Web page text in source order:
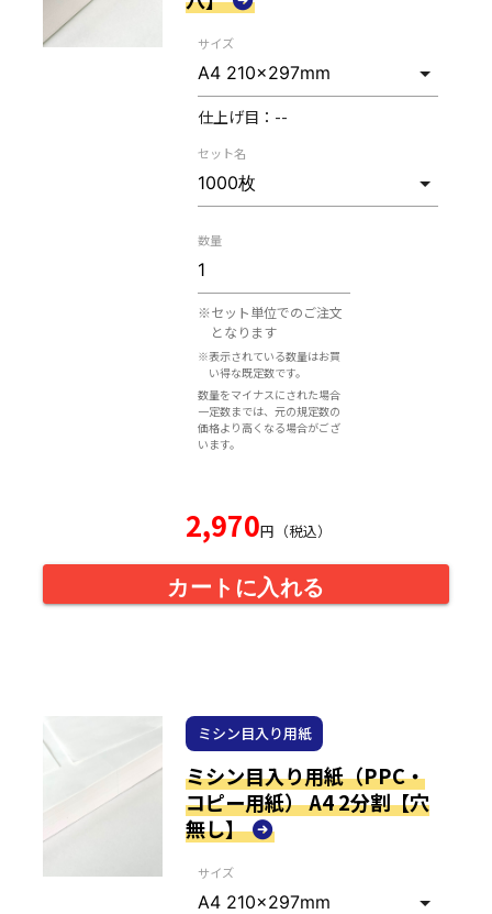
サイズ
仕上げ目： --
セット名
数量
※セット単位でのご注文
となります
※表示されている数量はお買
い得な既定数です。
数量をマイナスにされた場合
一定数までは、元の規定数の
価格より高くなる場合がござ
います。
2,970円（税込）
カートに入れる
ミシン目入り用紙
ミシン目入り用紙（PPC・
コピー用紙） A4 2分割【穴
無し】
サイズ